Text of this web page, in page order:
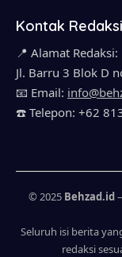
Kontak Redaksi
📍 Alamat Redaksi:
Jl. Barru 3 Blok D
📧 Email:
☎️ Telepon: +62
© 2025 Behzad.id
Seluruh isi berita
redaksi